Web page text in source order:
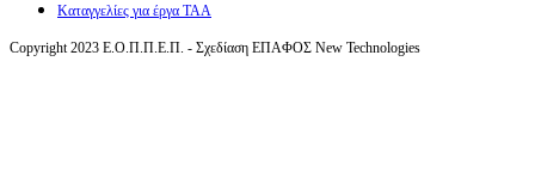
Καταγγελίες για έργα ΤΑΑ
Copyright 2023 Ε.Ο.Π.Π.Ε.Π. - Σχεδίαση ΕΠΑΦΟΣ New Technologies